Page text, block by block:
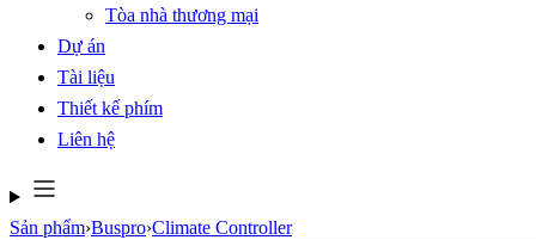
Tòa nhà thương mại
Dự án
Tài liệu
Thiết kế phím
Liên hệ
Sản phẩm›Buspro›Climate Controller